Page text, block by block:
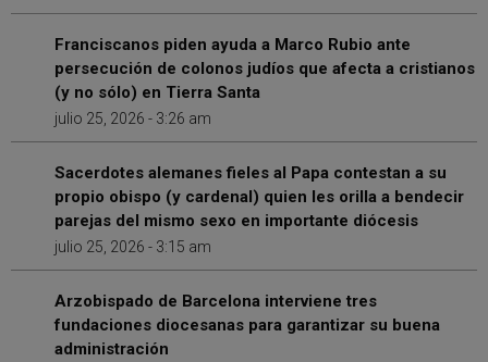
Franciscanos piden ayuda a Marco Rubio ante
persecución de colonos judíos que afecta a cristianos
(y no sólo) en Tierra Santa
julio 25, 2026 - 3:26 am
Sacerdotes alemanes fieles al Papa contestan a su
propio obispo (y cardenal) quien les orilla a bendecir
parejas del mismo sexo en importante diócesis
julio 25, 2026 - 3:15 am
Arzobispado de Barcelona interviene tres
fundaciones diocesanas para garantizar su buena
administración